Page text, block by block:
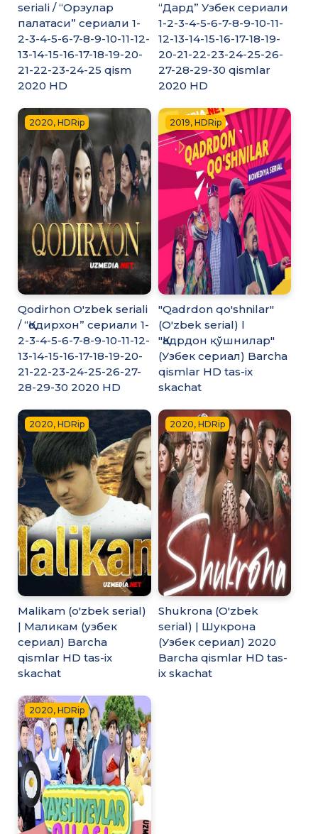
seriali / “Орзулар
палатаси” сериали 1-
2-3-4-5-6-7-8-9-10-11-12-
13-14-15-16-17-18-19-20-
21-22-23-24-25 qism
2020 HD
“Дард” Узбек сериали
1-2-3-4-5-6-7-8-9-10-11-
12-13-14-15-16-17-18-19-
20-21-22-23-24-25-26-
27-28-29-30 qismlar
2020 HD
2020, HDRip
Qodirhon O'zbek seriali
/ “Қодирхон” сериали 1-
2-3-4-5-6-7-8-9-10-11-12-
13-14-15-16-17-18-19-20-
21-22-23-24-25-26-27-
28-29-30 2020 HD
2019, HDRip
"Qadrdon qo'shnilar"
(O'zbek serial) l
"Қадрдон қўшнилар"
(Узбек сериал) Barcha
qismlar HD tas-ix
skachat
2020, HDRip
Malikam (o'zbek serial)
| Маликам (узбек
сериал) Barcha
qismlar HD tas-ix
skachat
2020, HDRip
Shukrona (O'zbek
serial) | Шукрона
(Узбек сериал) 2020
Barcha qismlar HD tas-
ix skachat
2020, HDRip